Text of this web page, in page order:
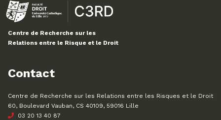
Centre de Recherche sur les
Relations entre le Risque et le Droit
Contact
Centre de Recherche sur les Relations entre les Risques et le Droit
60, Boulevard Vauban, CS 40109, 59016 Lille
03 20 13 40 87